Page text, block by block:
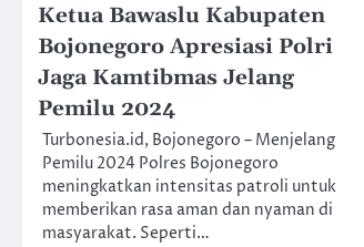
Ketua Bawaslu Kabupaten
Bojonegoro Apresiasi Polri
Jaga Kamtibmas Jelang
Pemilu 2024
Turbonesia.id, Bojonegoro – Menjelang
Pemilu 2024 Polres Bojonegoro
meningkatkan intensitas patroli untuk
memberikan rasa aman dan nyaman di
masyarakat. Seperti…